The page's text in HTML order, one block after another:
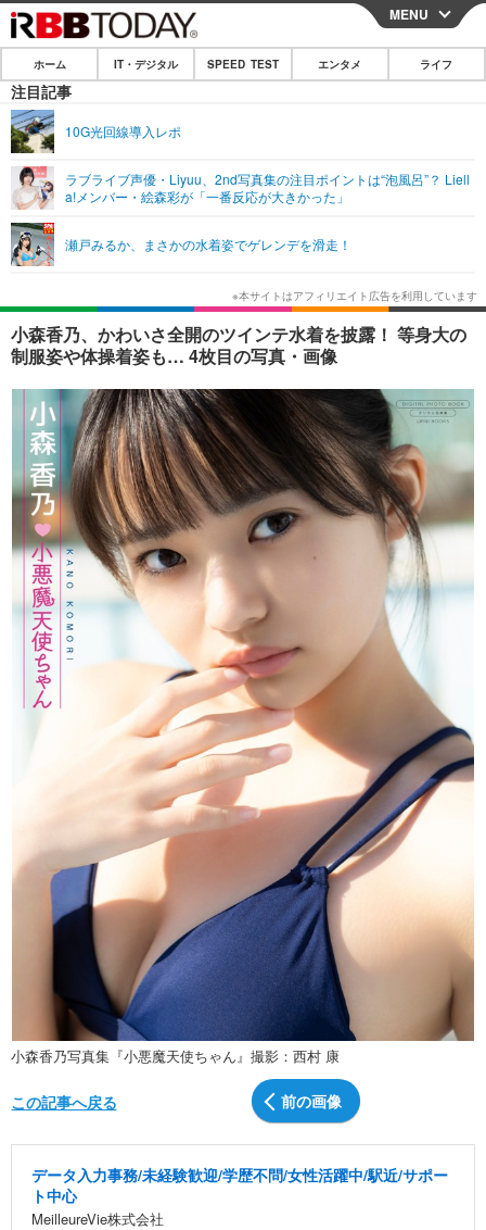
CLOSE
ホーム
IT・デジタル
ネタ ガジェット・ツール
ショッピング その他
SPEED TEST
エンタメ
エンタメTOP 映画・ドラマ
韓国・芸能
音楽 スポーツ
ショッピング その他
ライフ
ライフTOP グルメ
ペット ショッピング
その他
リリース一覧
プッシュ通知の停止方法
MENU
ホーム IT・デジタル SPEED TEST エンタメ ライフ
注目記事
10G光回線導入レポ
ラブライブ声優・Liyuu、2nd写真集の注目ポイントは“泡風呂”？ Liell
a!メンバー・絵森彩が「一番反応が大きかった」
瀬戸みるか、まさかの水着姿でゲレンデを滑走！
小森香乃、かわいさ全開のツインテ水着を披露！ 等身大の
制服姿や体操着姿も… 4枚目の写真・画像
小森香乃写真集『小悪魔天使ちゃん』撮影：西村 康
前の画像
この記事へ戻る
データ入力事務/未経験歓迎/学歴不問/女性活躍中/駅近/サポー
ト中心
MeilleureVie株式会社